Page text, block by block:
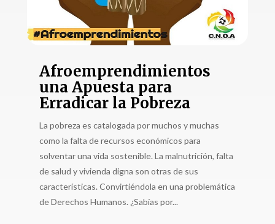
Afroemprendimientos
una Apuesta para
Erradicar la Pobreza
La pobreza es catalogada por muchos y muchas
como la falta de recursos económicos para
solventar una vida sostenible. La malnutrición, falta
de salud y vivienda digna son otras de sus
características. Convirtiéndola en una problemática
de Derechos Humanos. ¿Sabías por...